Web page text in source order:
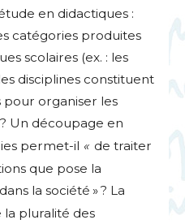
en didactiques :
catégories produites
scolaires (ex. : les
disciplines constituent
pour organiser les
? Un découpage en
permet-il « de traiter
que pose la
la société »? La
la pluralité des